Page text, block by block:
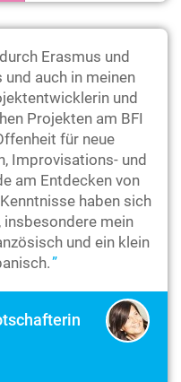
Erasmus und
auch in meinen
und
Projekten am BFI
für neue
Improvisations- und
am Entdecken von
haben sich
mein
und ein klein